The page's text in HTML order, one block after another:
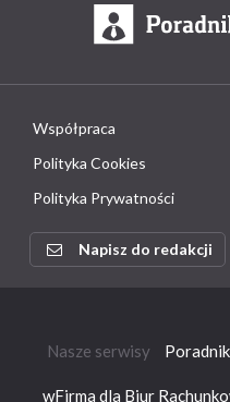
Współpraca
Polityka Cookies
Polityka Prywatności
Napisz do redakcji
Nasze serwisy
wFirma dla Biur